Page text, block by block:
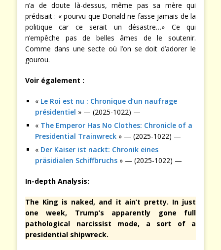
n’a de doute là-dessus, même pas sa mère qui
prédisait : « pourvu que Donald ne fasse jamais de la
politique car ce serait un désastre…» Ce qui
n’empêche pas de belles âmes de le soutenir.
Comme dans une secte où l’on se doit d’adorer le
gourou.
Voir également :
« Le Roi est nu : Chronique d’un naufrage
présidentiel » — (2025-1022) —
« The Emperor Has No Clothes: Chronicle of a
Presidential Trainwreck » — (2025-1022) —
« Der Kaiser ist nackt: Chronik eines
präsidialen Schiffbruchs » — (2025-1022) —
In-depth Analysis:
The King is naked, and it ain’t pretty. In just
one week, Trump’s apparently gone full
pathological narcissist mode, a sort of a
presidential shipwreck.